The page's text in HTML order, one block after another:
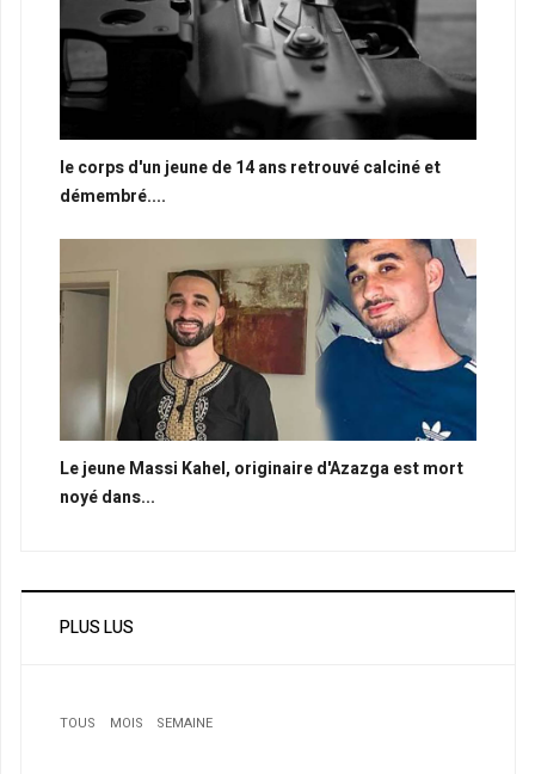
le corps d'un jeune de 14 ans retrouvé calciné et
démembré....
Le jeune Massi Kahel, originaire d'Azazga est mort
noyé dans...
PLUS LUS
TOUS MOIS SEMAINE